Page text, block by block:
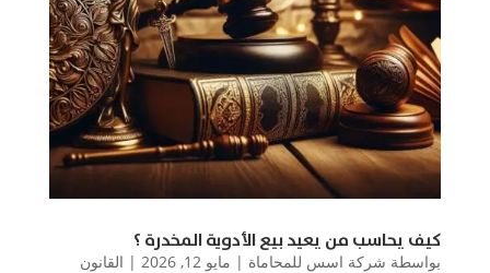
كيف يحاسب من يعيد بيع الأدوية المخدرة ؟
بواسطة شركة اسس للمحاماة | مايو 12, 2026 | القانون